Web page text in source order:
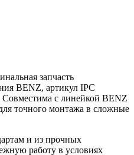
запчасть
BENZ, артикул IPC
с линейкой BENZ
точного монтажа в сложные
и из прочных
работу в условиях